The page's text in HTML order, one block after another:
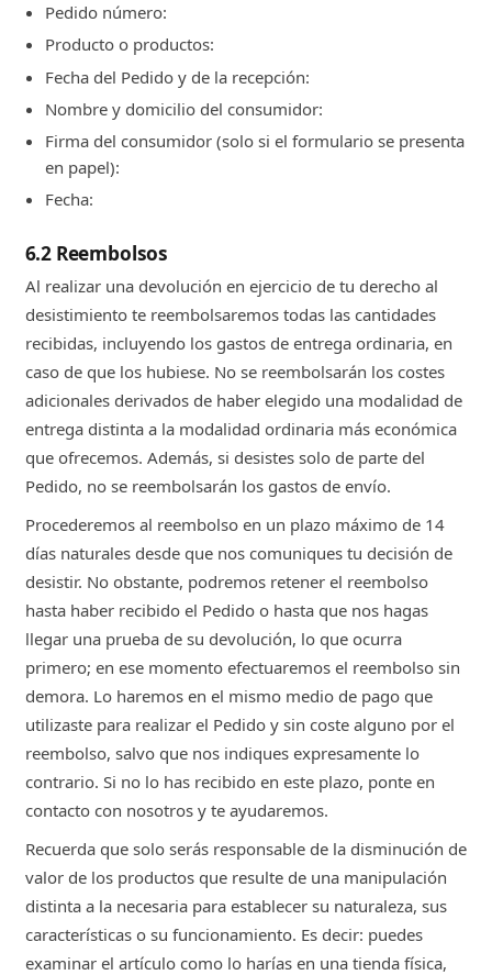
Pedido número:
Producto o productos:
Fecha del Pedido y de la recepción:
Nombre y domicilio del consumidor:
Firma del consumidor (solo si el formulario se presenta
en papel):
Fecha:
6.2 Reembolsos
Al realizar una devolución en ejercicio de tu derecho al
desistimiento te reembolsaremos todas las cantidades
recibidas, incluyendo los gastos de entrega ordinaria, en
caso de que los hubiese. No se reembolsarán los costes
adicionales derivados de haber elegido una modalidad de
entrega distinta a la modalidad ordinaria más económica
que ofrecemos. Además, si desistes solo de parte del
Pedido, no se reembolsarán los gastos de envío.
Procederemos al reembolso en un plazo máximo de 14
días naturales desde que nos comuniques tu decisión de
desistir. No obstante, podremos retener el reembolso
hasta haber recibido el Pedido o hasta que nos hagas
llegar una prueba de su devolución, lo que ocurra
primero; en ese momento efectuaremos el reembolso sin
demora. Lo haremos en el mismo medio de pago que
utilizaste para realizar el Pedido y sin coste alguno por el
reembolso, salvo que nos indiques expresamente lo
contrario. Si no lo has recibido en este plazo, ponte en
contacto con nosotros y te ayudaremos.
Recuerda que solo serás responsable de la disminución de
valor de los productos que resulte de una manipulación
distinta a la necesaria para establecer su naturaleza, sus
características o su funcionamiento. Es decir: puedes
examinar el artículo como lo harías en una tienda física,